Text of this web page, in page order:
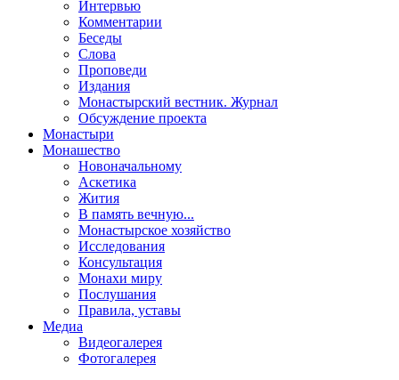
Интервью
Комментарии
Беседы
Слова
Проповеди
Издания
Монастырский вестник. Журнал
Обсуждение проекта
Монастыри
Монашество
Новоначальному
Аскетика
Жития
В память вечную...
Монастырское хозяйство
Исследования
Консультация
Монахи миру
Послушания
Правила, уставы
Медиа
Видеогалерея
Фотогалерея